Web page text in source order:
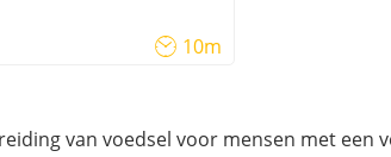
10m
van voedsel voor mensen met een